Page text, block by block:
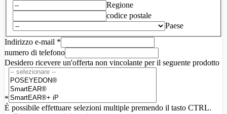
Regione
codice postale
Paese
Indirizzo e-mail *
numero di telefono
Sito
web
Dimostrazione
del
prodotto
Desidero ricevere un'offerta non vincolante per il seguente prodotto
*
È possibile effettuare selezioni multiple premendo il tasto CTRL.